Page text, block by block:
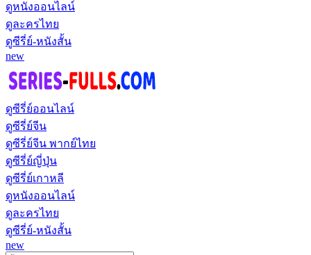
ดูหนังออนไลน์
ดูละครไทย
ดูซีรี่ย์-หนังสั้น
new
ดูซีรี่ย์ออนไลน์
ดูซีรี่ย์จีน
ดูซีรี่ย์จีน พากย์ไทย
ดูซีรี่ย์ญี่ปุ่น
ดูซีรี่ย์เกาหลี
ดูหนังออนไลน์
ดูละครไทย
ดูซีรี่ย์-หนังสั้น
new